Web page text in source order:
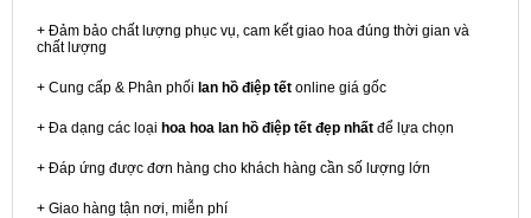
+ Đảm bảo chất lượng phục vụ, cam kết giao hoa đúng thời gian và
chất lượng
+ Cung cấp & Phân phối lan hồ điệp tết online giá gốc
+ Đa dạng các loại hoa hoa lan hồ điệp tết đẹp nhất để lựa chọn
+ Đáp ứng được đơn hàng cho khách hàng cần số lượng lớn
+ Giao hàng tận nơi, miễn phí